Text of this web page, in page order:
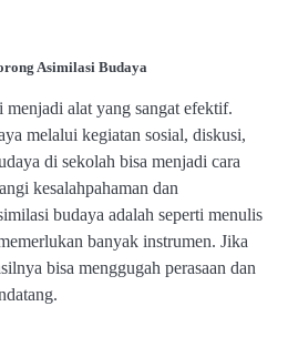
Asimilasi Budaya
alat yang sangat efektif.
melalui kegiatan sosial, diskusi,
di sekolah bisa menjadi cara
kesalahpahaman dan
budaya adalah seperti menulis
banyak instrumen. Jika
bisa menggugah perasaan dan